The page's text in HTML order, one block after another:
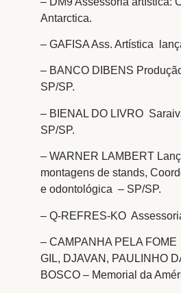
Antarctica.
– GAFISA Ass. Artística
– BANCO DIBENS
SP/SP.
– BIENAL DO LIVRO
SP/SP.
– WARNER LAMBERT
montagens de stands,
e odontológica – SP/SP.
– Q-REFRES-KO
– CAMPANHA PELA
GIL, DJAVAN, PAULINHO
BOSCO – Memorial da